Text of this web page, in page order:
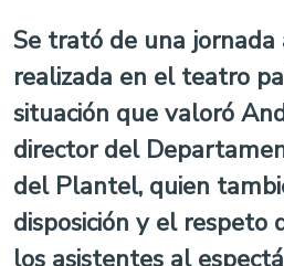
Se trató de una
realizada en el teatro
situación que valoró
director del
del Plantel, quien
disposición y el respeto
los asistentes al